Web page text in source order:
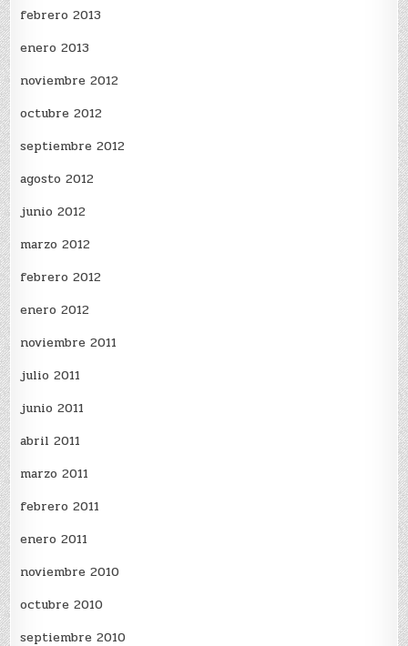
febrero 2013
enero 2013
noviembre 2012
octubre 2012
septiembre 2012
agosto 2012
junio 2012
marzo 2012
febrero 2012
enero 2012
noviembre 2011
julio 2011
junio 2011
abril 2011
marzo 2011
febrero 2011
enero 2011
noviembre 2010
octubre 2010
septiembre 2010